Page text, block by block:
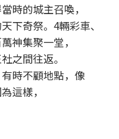
時的城主召喚，
下奇祭。4輛彩車、
神集聚一堂，
之間往返。
時不顧地點，像
這樣，